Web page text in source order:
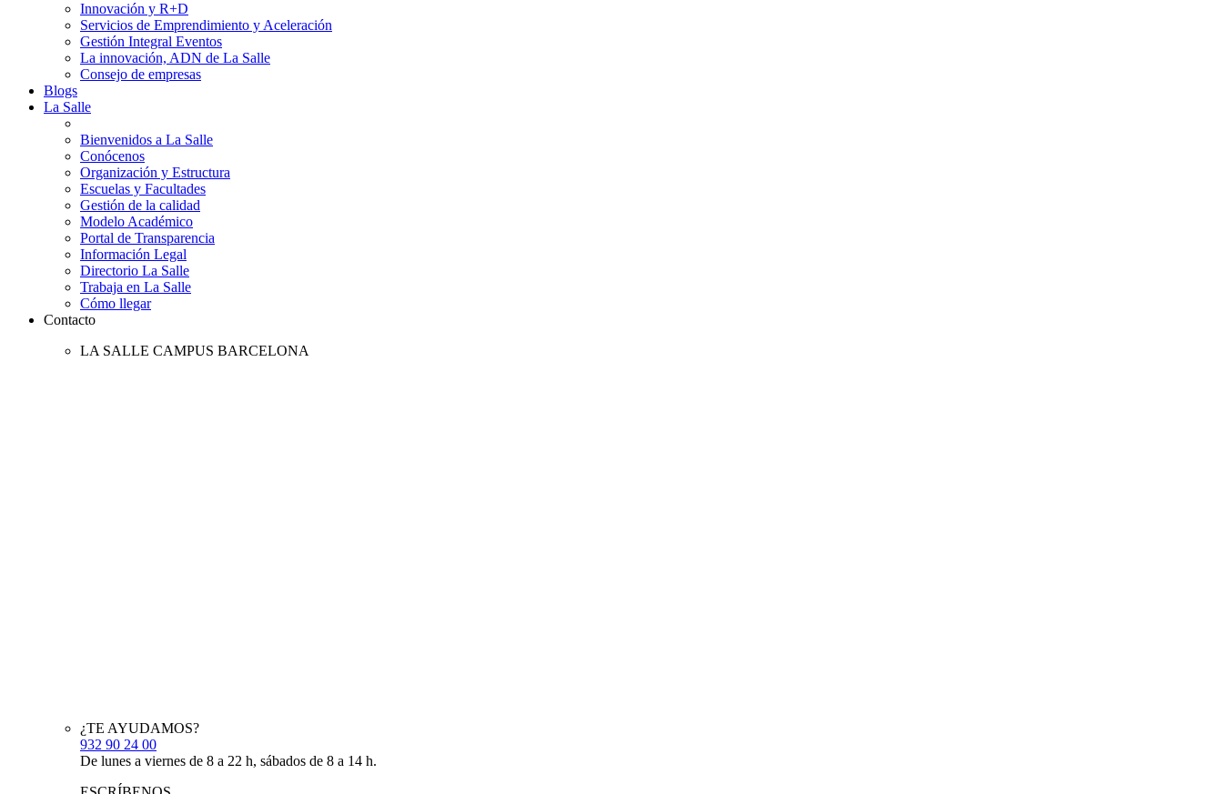
Innovación y R+D
Servicios de Emprendimiento y Aceleración
Gestión Integral Eventos
La innovación, ADN de La Salle
Consejo de empresas
Blogs
La Salle
Bienvenidos a La Salle
Conócenos
Organización y Estructura
Escuelas y Facultades
Gestión de la calidad
Modelo Académico
Portal de Transparencia
Información Legal
Directorio La Salle
Trabaja en La Salle
Cómo llegar
Contacto
LA SALLE CAMPUS BARCELONA
¿TE AYUDAMOS?
932 90 24 00
De lunes a viernes de 8 a 22 h, sábados de 8 a 14 h.